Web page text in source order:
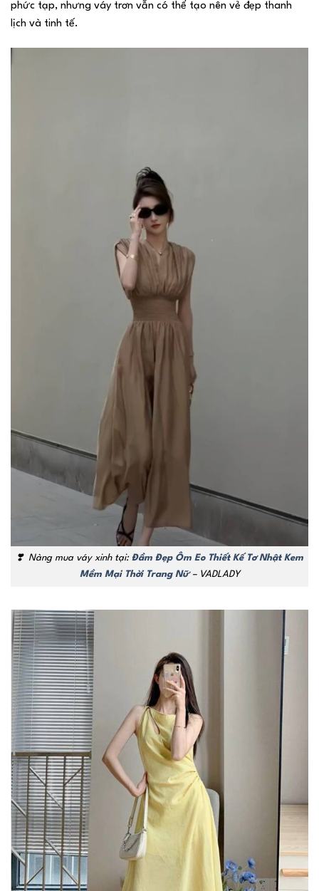
phức tạp, nhưng váy trơn vẫn có thể tạo nên vẻ đẹp thanh
lịch và tinh tế.
❣️ Nàng mua váy xinh tại: Đầm Đẹp Ôm Eo Thiết Kế Tơ Nhật Kem
Mềm Mại Thời Trang Nữ – VADLADY